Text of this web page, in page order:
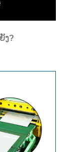
ງ?